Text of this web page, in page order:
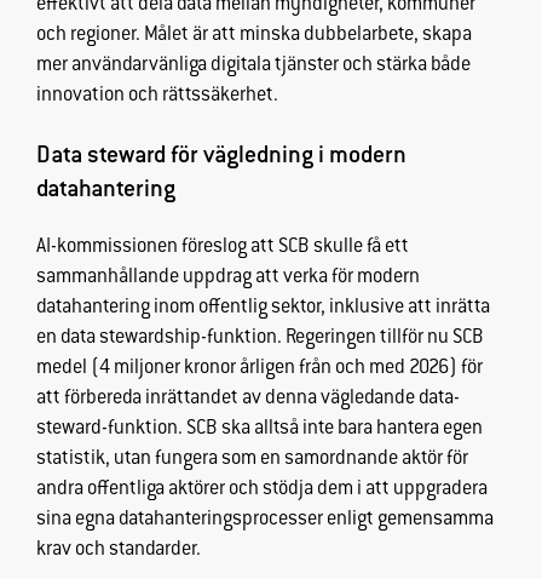
effektivt att dela data mellan myndigheter, kommuner
och regioner. Målet är att minska dubbelarbete, skapa
mer användarvänliga digitala tjänster och stärka både
innovation och rättssäkerhet.
Data steward för vägledning i modern
datahantering
AI-kommissionen föreslog att SCB skulle få ett
sammanhållande uppdrag att verka för modern
datahantering inom offentlig sektor, inklusive att inrätta
en data stewardship-funktion. Regeringen tillför nu SCB
medel (4 miljoner kronor årligen från och med 2026) för
att förbereda inrättandet av denna vägledande data-
steward-funktion. SCB ska alltså inte bara hantera egen
statistik, utan fungera som en samordnande aktör för
andra offentliga aktörer och stödja dem i att uppgradera
sina egna datahanteringsprocesser enligt gemensamma
krav och standarder.